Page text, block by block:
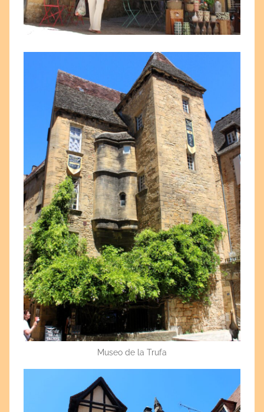
Museo de la Trufa